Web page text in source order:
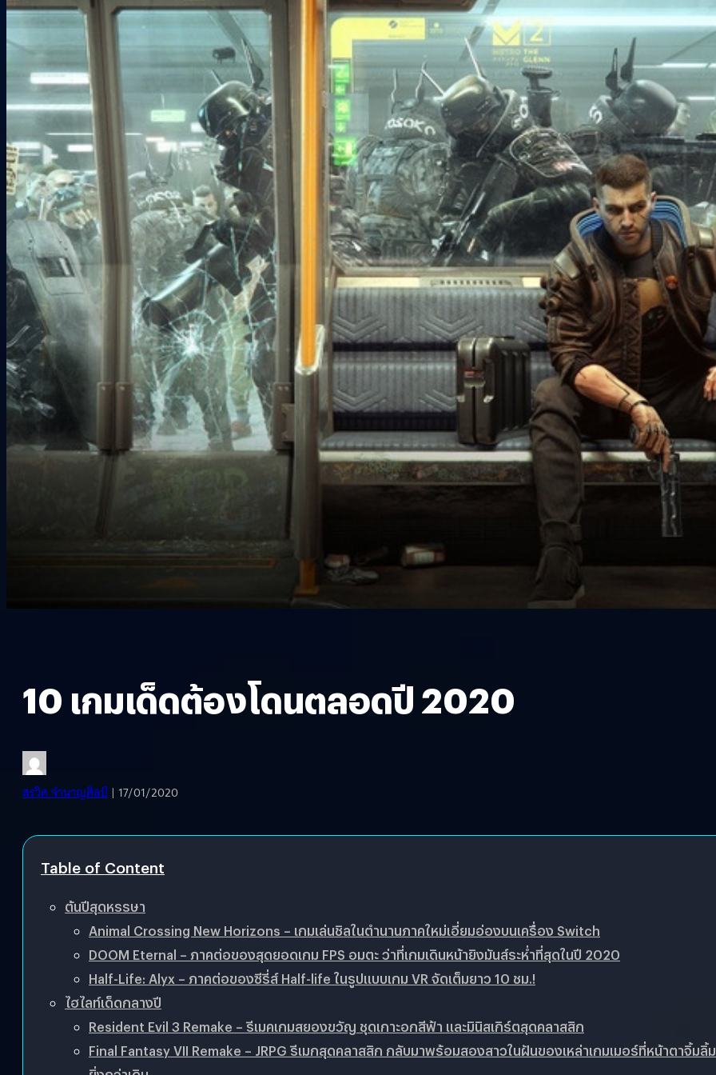
10 เกมเด็ดต้องโดนตลอดปี 2020
สรวิศ จำนาญศิลป์ | 17/01/2020
Table of Content
ต้นปีสุดหรรษา
Animal Crossing New Horizons – เกมเล่นชิลในตำนาน​ภาคใหม่เอี่ยมอ่องบนเครื่อง​ Switch
DOOM Eternal – ภาคต่อของสุดยอดเกม​ FPS​ อมตะ​ ว่าที่เกมเดินหน้ายิงมันส์ระห่ำที่สุดในปี​ 2020
Half-Life: Alyx – ภาคต่อของซีรี่ส์​ Half-life​ ในรูปแบบเกม​ VR​ จัดเต็ม​ยาว​ 10 ชม.!
ไฮไลท์เด็ดกลางปี
Resident Evil 3 Remake – รีเมคเกมสยองขวัญ​ ชุดเกาะอกสีฟ้า และมินิสเกิร์ตสุดคลาสสิก
Final Fantasy VII Remake – JRPG รีเมกสุดคลาสสิก กลับมาพร้อมสองสาวในฝันของเหล่าเกมเมอร์ที่หน้าตาจิ้มลิ้ม